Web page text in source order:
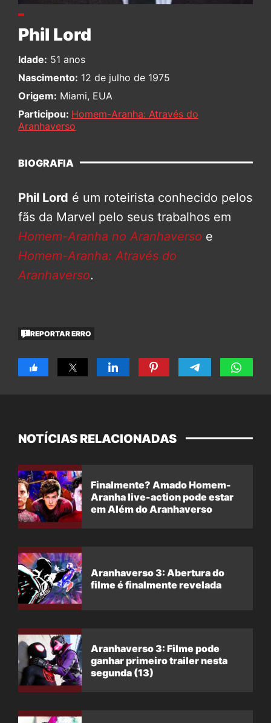
Phil Lord
Idade: 51 anos
Nascimento: 12 de julho de 1975
Origem: Miami, EUA
Participou: Homem-Aranha: Através do
Aranhaverso
BIOGRAFIA
Phil Lord é um roteirista conhecido pelos
fãs da Marvel pelo seus trabalhos em
Homem-Aranha no Aranhaverso e
Homem-Aranha: Através do
Aranhaverso.
REPORTAR ERRO
NOTÍCIAS RELACIONADAS
Finalmente? Amado Homem-
Aranha live-action pode estar
em Além do Aranhaverso
Aranhaverso 3: Abertura do
filme é finalmente revelada
Aranhaverso 3: Filme pode
ganhar primeiro trailer nesta
segunda (13)